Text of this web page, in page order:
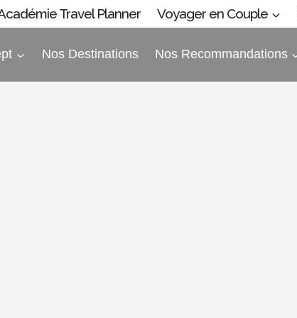
Travel Planner Voyager en Couple
Nos Destinations Nos Recommandations